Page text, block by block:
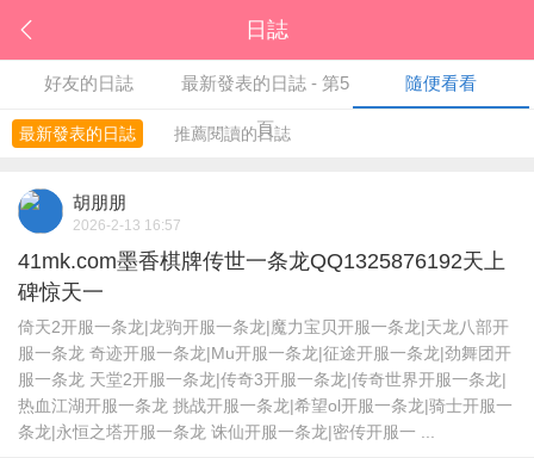
日誌
好友的日誌 最新發表的日誌 - 第5
頁
隨便看看
最新發表的日誌 推薦閱讀的日誌
胡朋朋
2026-2-13 16:57
41mk.com墨香棋牌传世一条龙QQ1325876192天上
碑惊天一
倚天2开服一条龙|龙驹开服一条龙|魔力宝贝开服一条龙|天龙八部开
服一条龙 奇迹开服一条龙|Mu开服一条龙|征途开服一条龙|劲舞团开
服一条龙 天堂2开服一条龙|传奇3开服一条龙|传奇世界开服一条龙|
热血江湖开服一条龙 挑战开服一条龙|希望ol开服一条龙|骑士开服一
条龙|永恒之塔开服一条龙 诛仙开服一条龙|密传开服一 ...